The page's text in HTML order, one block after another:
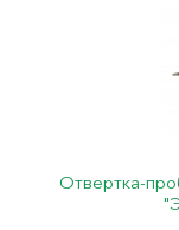
Отвертка-